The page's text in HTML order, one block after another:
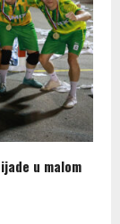
u malom